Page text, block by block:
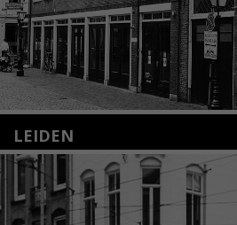
LEIDEN
Nieuwstraat 35
2312 KA Leiden
+31(0)71 – 52 84 480
info@kunsthuisleiden.nl